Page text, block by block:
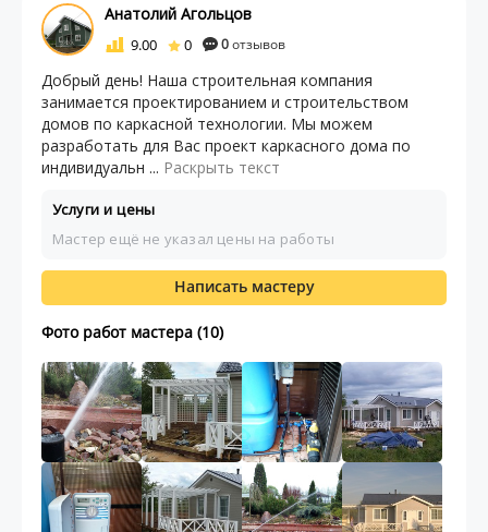
Анатолий Агольцов
9.00 0 0отзывов
Добрый день! Наша строительная компания
занимается проектированием и строительством
домов по каркасной технологии. Мы можем
разработать для Вас проект каркасного дома по
индивидуальн ... Раскрыть текст
Услуги и цены
Мастер ещё не указал цены на работы
Написать мастеру
Фото работ мастера (10)